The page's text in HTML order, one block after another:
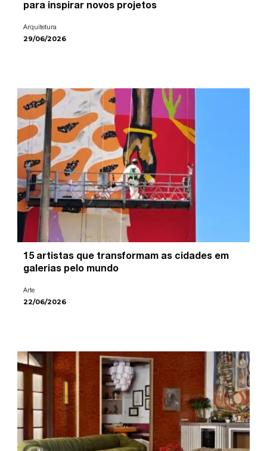
para inspirar novos projetos
Arquitetura
29/06/2026
15 artistas que transformam as cidades em
galerias pelo mundo
Arte
22/06/2026